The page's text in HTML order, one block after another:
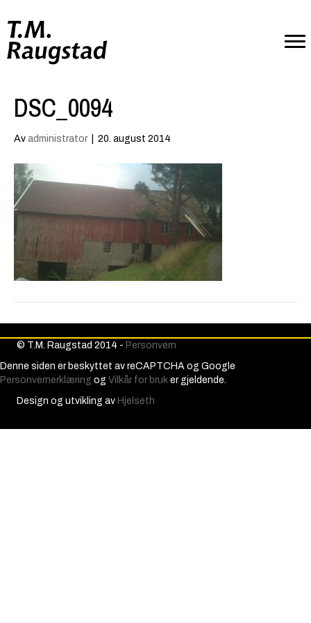
DSC_0094
Av administrator 20. august 2014
© T.M. Raugstad 2014 - Personvern
Denne siden er beskyttet av reCAPTCHA og Google
Personvernerklæring og Vilkår for bruk er gjeldende.
Design og utvikling av Hjelseth